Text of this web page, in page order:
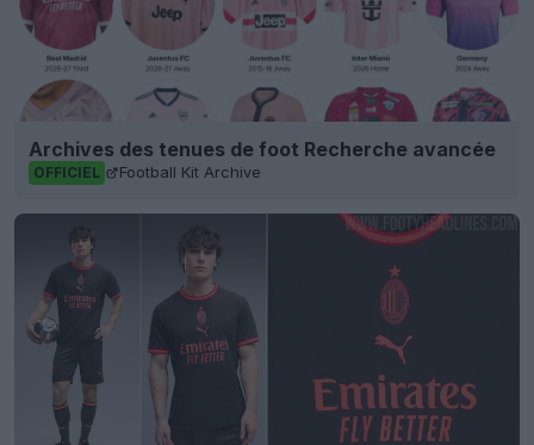
Archives des tenues de foot Recherche avancée
OFFICIEL Football Kit Archive